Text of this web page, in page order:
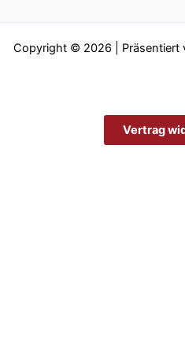
Copyright © 2026 | Präsentiert
Vertrag